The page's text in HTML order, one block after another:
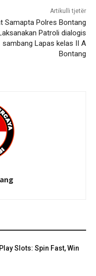
Artikulli tjetër
Samapta Polres Bontang
Patroli dialogis
sambang Lapas kelas II A
Bontang
Slots: Spin Fast, Win